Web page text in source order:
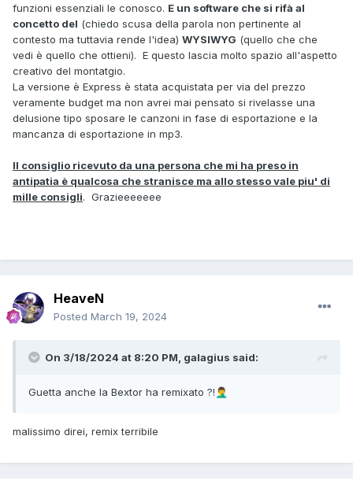
funzioni essenziali le conosco. E un software che si rifà al
concetto del (chiedo scusa della parola non pertinente al
contesto ma tuttavia rende l'idea) WYSIWYG (quello che che
vedi è quello che ottieni). E questo lascia molto spazio all'aspetto
creativo del montatgio.
La versione è Express è stata acquistata per via del prezzo
veramente budget ma non avrei mai pensato si rivelasse una
delusione tipo sposare le canzoni in fase di esportazione e la
mancanza di esportazione in mp3.
Il consiglio ricevuto da una persona che mi ha preso in
antipatia è qualcosa che stranisce ma allo stesso vale piu' di
mille consigli. Grazieeeeeee
HeaveN
Posted March 19, 2024
On 3/18/2024 at 8:20 PM, galagius said:
Guetta anche la Bextor ha remixato ?! 🤦‍♂️
malissimo direi, remix terribile